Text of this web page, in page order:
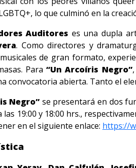
lo que culminó en la
Auditores es una dupla
. Como directores y
de gran formato,
Para“Un Arcoíris Negro”
convocatoria abierta. Tanto el
Negro” se presentará en dos
las 19:00 y 18:00 hrs.,
en el siguiente enlace: https://